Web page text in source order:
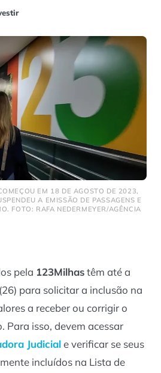
EM 18 DE AGOSTO DE 2023,
A EMISSÃO DE PASSAGENS E
FOTO: RAFA NEDERMEYER/AGÊNCIA
pela 123Milhastêm até a
para solicitar a inclusão na
a receber ou corrigir o
Para isso, devem acessar
Judiciale verificar se seus
incluídos na Lista de